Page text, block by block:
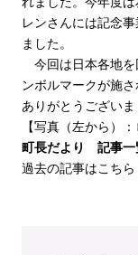
レンさんには記念
ました。
今回は日本各地を
ンボルマークが施
ありがとうございま
【写真（左から）
町長だより 記事一
過去の記事はこちら